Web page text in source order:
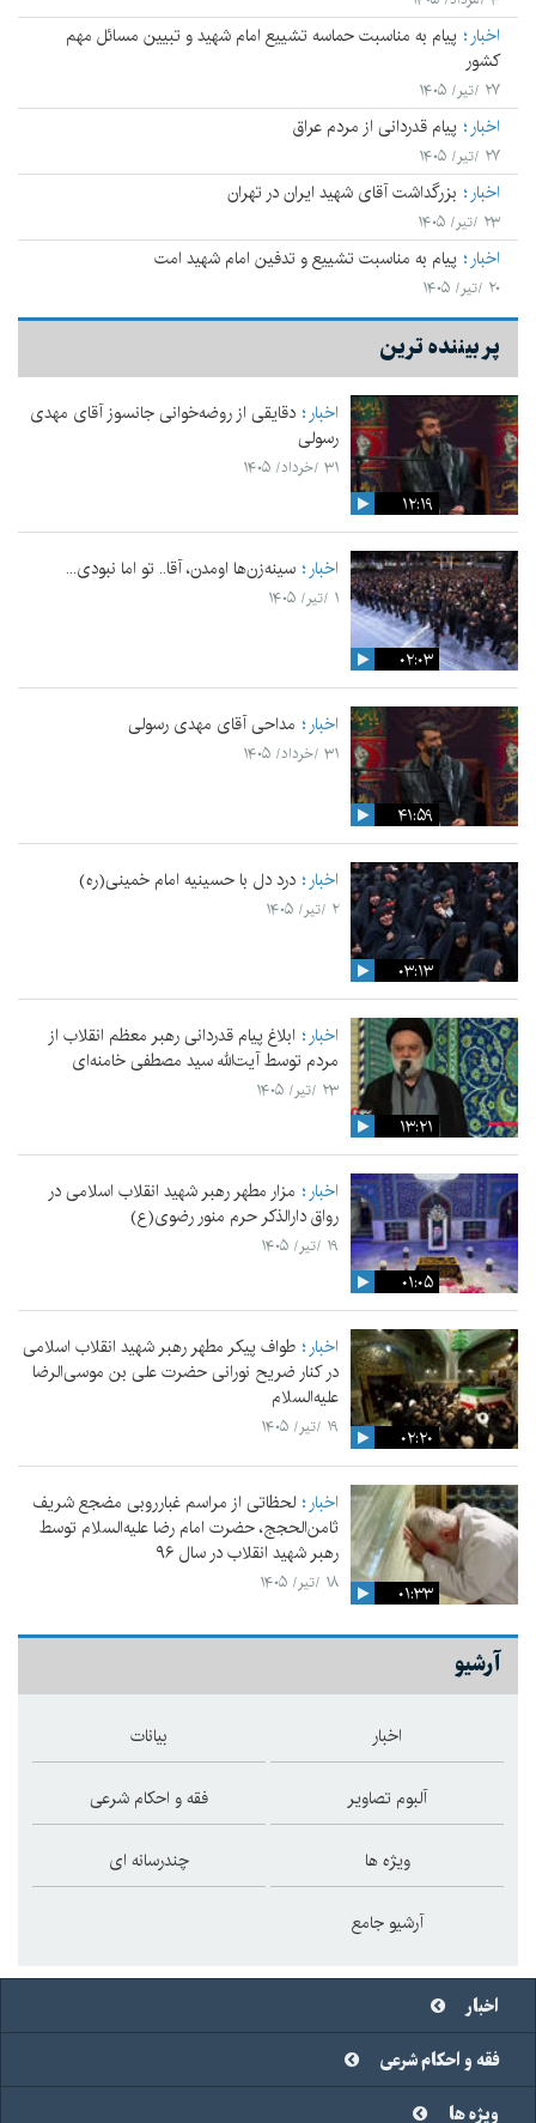
اخبار پیام به مناسبت حماسه تشییع امام شهید و تبیین مسائل مهم
کشور
۲۷ /تیر/ ۱۴۰۵
اخبار پیام قدردانی از مردم عراق
۲۷ /تیر/ ۱۴۰۵
اخبار بزرگداشت آقای شهید ایران در تهران
۲۳ /تیر/ ۱۴۰۵
اخبار پیام به مناسبت تشییع و تدفین امام شهید امت
۲۰ /تیر/ ۱۴۰۵
پر بیننده ترین
۱۲:۱۹
اخبار دقایقی از روضه‌خوانی جانسوز آقای مهدی
رسولی
۳۱ /خرداد/ ۱۴۰۵
۰۲:۰۳
اخبار سینه‌زن‌ها اومدن،‌ آقا.. تو اما نبودی...
۱ /تیر/ ۱۴۰۵
۴۱:۵۹
اخبار مداحی آقای مهدی رسولی
۳۱ /خرداد/ ۱۴۰۵
۰۳:۱۳
اخبار درد دل با حسینیه امام خمینی(ره)
۲ /تیر/ ۱۴۰۵
۱۳:۲۱
اخبار ابلاغ پیام قدردانی رهبر معظم انقلاب از
مردم توسط آیت‌الله سید مصطفی خامنه‌ای
۲۳ /تیر/ ۱۴۰۵
۰۱:۰۵
اخبار مزار مطهر رهبر شهید انقلاب اسلامی در
رواق دارالذکر حرم منور رضوی(ع)
۱۹ /تیر/ ۱۴۰۵
۰۲:۲۰
اخبار طواف پیکر مطهر رهبر شهید انقلاب اسلامی
در کنار ضریح نورانی حضرت علی‌ بن موسی‌الرضا
علیه‌السلام
۱۹ /تیر/ ۱۴۰۵
۰۱:۳۳
اخبار لحظاتی از مراسم غبارروبی مضجع شریف
ثامن‌الحجج، حضرت امام رضا علیه‌السلام توسط
رهبر شهید انقلاب در سال ۹۶
۱۸ /تیر/ ۱۴۰۵
آرشیو
اخبار بیانات
آلبوم تصاویر فقه و احکام شرعی
ویژه ها چندرسانه ای
آرشیو جامع
اخبار
فقه و احکام شرعی
ویژه ها